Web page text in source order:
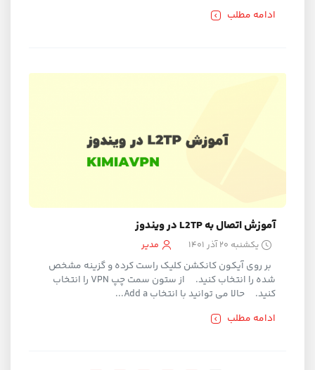
ادامه مطلب
آموزش اتصال به L2TP در ویندوز
یکشنبه ۲۰ آذر ۱۴۰۱ مدیر
بر روی آیکون کانکشن کلیک راست کرده و گزینه مشخص
شده را انتخاب کنید. از ستون سمت چپ VPN را انتخاب
کنید. حالا می توانید با انتخاب Add a...
ادامه مطلب